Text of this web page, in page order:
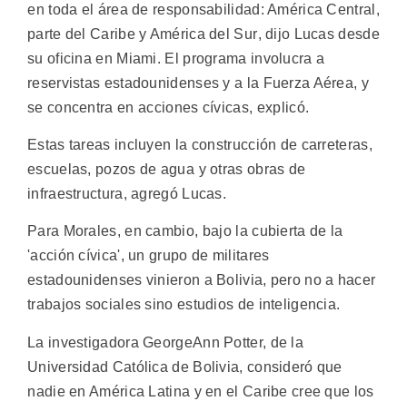
en toda el área de responsabilidad: América Central,
parte del Caribe y América del Sur, dijo Lucas desde
su oficina en Miami. El programa involucra a
reservistas estadounidenses y a la Fuerza Aérea, y
se concentra en acciones cívicas, explicó.
Estas tareas incluyen la construcción de carreteras,
escuelas, pozos de agua y otras obras de
infraestructura, agregó Lucas.
Para Morales, en cambio, bajo la cubierta de la
'acción cívica', un grupo de militares
estadounidenses vinieron a Bolivia, pero no a hacer
trabajos sociales sino estudios de inteligencia.
La investigadora GeorgeAnn Potter, de la
Universidad Católica de Bolivia, consideró que
nadie en América Latina y en el Caribe cree que los